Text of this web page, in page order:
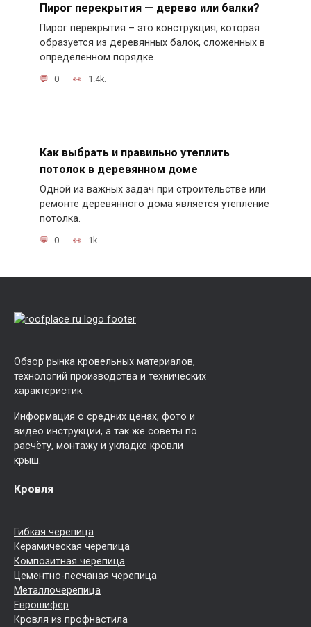
Пирог перекрытия — дерево или балки?
Пирог перекрытия – это конструкция, которая
образуется из деревянных балок, сложенных в
определенном порядке.
0 1.4k.
Как выбрать и правильно утеплить
потолок в деревянном доме
Одной из важных задач при строительстве или
ремонте деревянного дома является утепление
потолка.
0 1k.
Обзор рынка кровельных материалов,
технологий производства и технических
характеристик.
Информация о средних ценах, фото и
видео инструкции, а так же советы по
расчёту, монтажу и укладке кровли
крыш.
Кровля
Гибкая черепица
Керамическая черепица
Композитная черепица
Цементно-песчаная черепица
Металлочерепица
Еврошифер
Кровля из профнастила